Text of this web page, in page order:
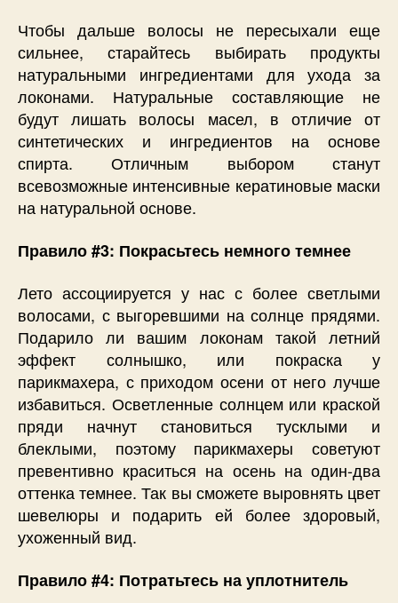
Чтобы дальше волосы не пересыхали еще
сильнее, старайтесь выбирать продукты
натуральными ингредиентами для ухода за
локонами. Натуральные составляющие не
будут лишать волосы масел, в отличие от
синтетических и ингредиентов на основе
спирта. Отличным выбором станут
всевозможные интенсивные кератиновые маски
на натуральной основе.
Правило #3: Покрасьтесь немного темнее
Лето ассоциируется у нас с более светлыми
волосами, с выгоревшими на солнце прядями.
Подарило ли вашим локонам такой летний
эффект солнышко, или покраска у
парикмахера, с приходом осени от него лучше
избавиться. Осветленные солнцем или краской
пряди начнут становиться тусклыми и
блеклыми, поэтому парикмахеры советуют
превентивно краситься на осень на один-два
оттенка темнее. Так вы сможете выровнять цвет
шевелюры и подарить ей более здоровый,
ухоженный вид.
Правило #4: Потратьтесь на уплотнитель